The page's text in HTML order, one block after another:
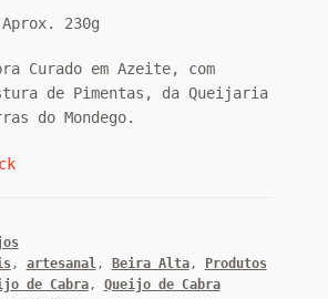
230g
Curado em Azeite, com
de Pimentas, da Queijaria
do Mondego.
, artesanal, Beira Alta,
Produtos
de Cabra, Queijo de Cabra